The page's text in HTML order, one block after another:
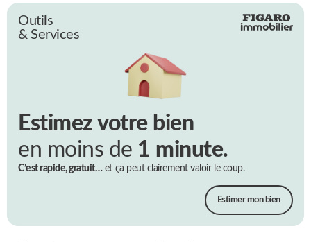
Outils
& Services
Estimez votre bien
en moins de 1 minute.
C’est rapide, gratuit…et ça peut clairement valoir le coup.
Estimer mon bien